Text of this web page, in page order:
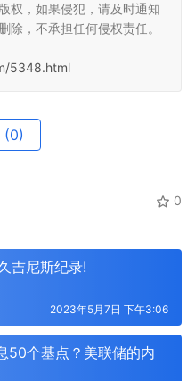
权，如果侵犯，请及时通知
除，不承担任何侵权责任。
5348.html
(0)
0
吉尼斯纪录!
2023年5月7日 下午3:06
50个基点？美联储的内